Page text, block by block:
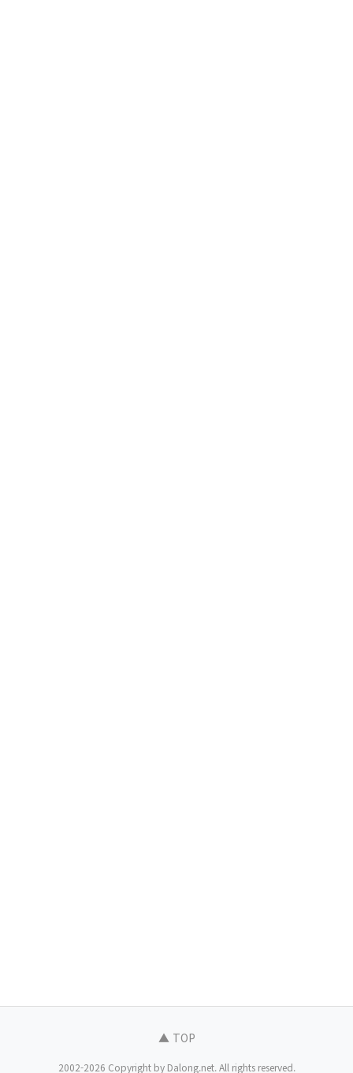
▲ TOP
2002-2026 Copyright by Dalong.net. All rights reserved.